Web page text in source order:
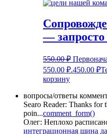
— запросто
550.00₽
550.00 ₽.450.00 ₽
корзину
вопросы/ответы
Searo Reader: Thanks for
poin...comment_form()
Олег: Неплохо
интеграционная шина